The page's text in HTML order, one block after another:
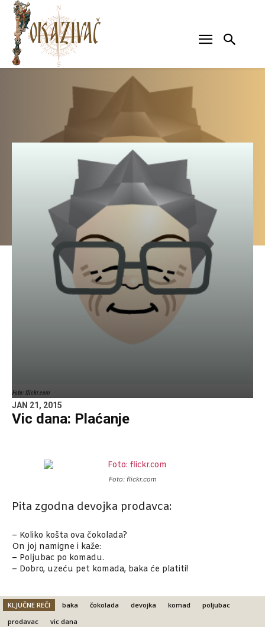
Foto: flickr.com
JAN 21, 2015
Vic dana: Plaćanje
Foto: flickr.com
Pita zgodna devojka prodavca:
– Koliko košta ova čokolada?
On joj namigne i kaže:
– Poljubac po komadu.
– Dobro, uzeću pet komada, baka će platiti!
KLJUČNE REČI baka čokolada devojka komad
poljubac
prodavac
vic dana